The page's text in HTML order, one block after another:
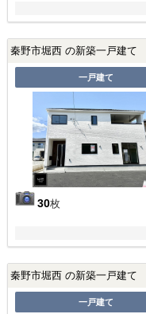
秦野市堀西 の新築一戸建て
一戸建て
30枚
秦野市堀西 の新築一戸建て
一戸建て